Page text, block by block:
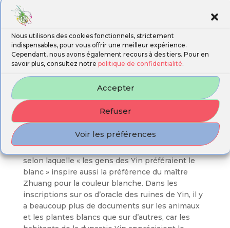
Nous utilisons des cookies fonctionnels, strictement
indispensables, pour vous offrir une meilleur expérience.
Cependant, nous avons également recours à des tiers. Pour en
savoir plus, consultez notre politique de confidentialité.
Accepter
Refuser
Voir les préférences
la nature par Zhuangzi. Premièrement, du point
de vue du système idéologique, Zhuangzi adhère
au point de vue de Laozi selon lequel « les cinq
couleurs aveuglent la vue de l’homme » et
déclare dans « Tian xia » que « les cinq couleurs
troublent les yeux et rendent la vue floue » (五色
乱目，使目不明), estimant que les cinq couleurs
perturberont la vision des gens, rendant leurs
yeux incapables de voir clairement et faisant
perdre leur nature naturelle. Zhuangzi évite les
couleurs compliquées et entremêlées, et affirme
son goût pour un « blanc » naturel et
selon laquelle « les gens des Yin préféraient le
blanc » inspire aussi la préférence du maître
Zhuang pour la couleur blanche. Dans les
inscriptions sur os d’oracle des ruines de Yin, il y
a beaucoup plus de documents sur les animaux
et les plantes blancs que sur d’autres, car les